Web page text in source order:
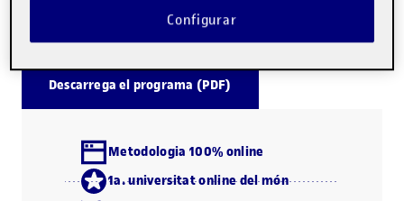
Descarrega el programa (PDF)
Metodologia 100% online
1a. universitat online del món
Configurar